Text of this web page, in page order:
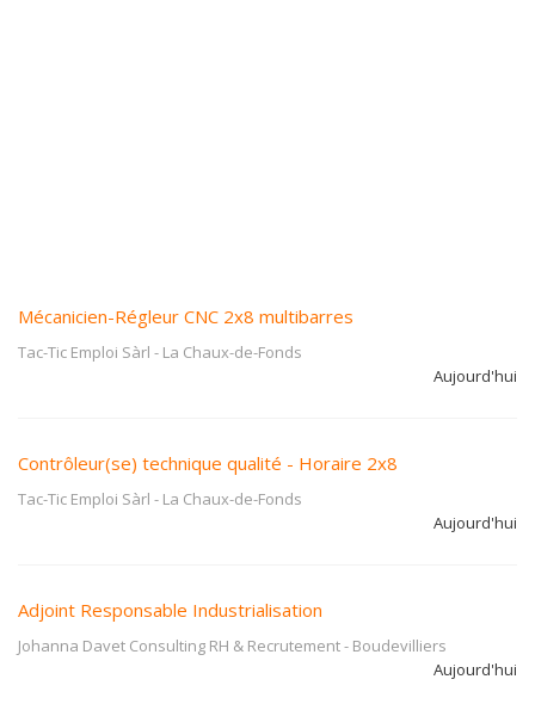
Mécanicien-Régleur CNC 2x8 multibarres
Tac-Tic Emploi Sàrl - La Chaux-de-Fonds
Aujourd'hui
Contrôleur(se) technique qualité - Horaire 2x8
Tac-Tic Emploi Sàrl - La Chaux-de-Fonds
Aujourd'hui
Adjoint Responsable Industrialisation
Johanna Davet Consulting RH & Recrutement- Boudevilliers
Aujourd'hui